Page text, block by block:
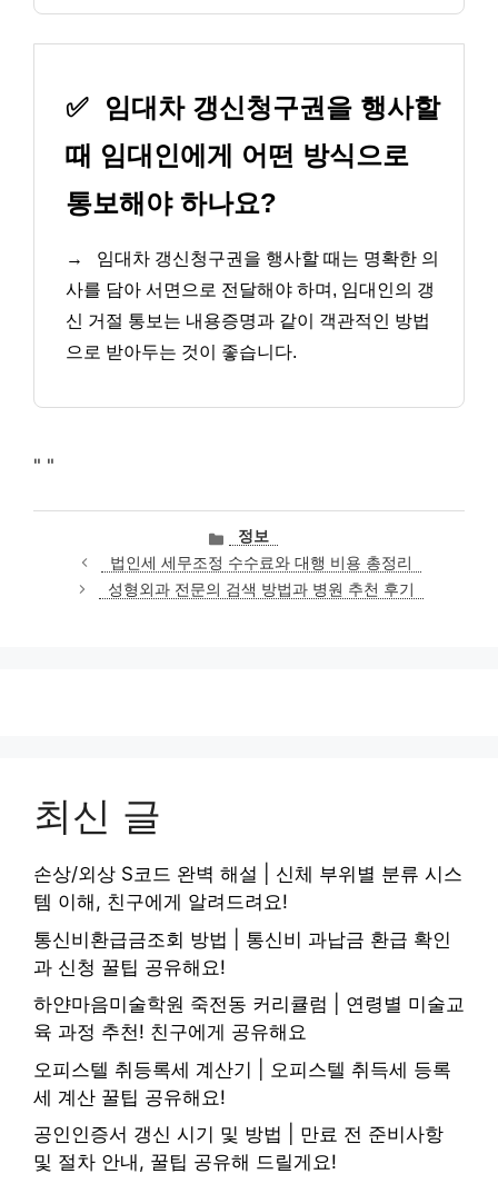
✅
임대차 갱신청구권을 행사할
때 임대인에게 어떤 방식으로
통보해야 하나요?
→
임대차 갱신청구권을 행사할 때는 명확한 의
사를 담아 서면으로 전달해야 하며, 임대인의 갱
신 거절 통보는 내용증명과 같이 객관적인 방법
으로 받아두는 것이 좋습니다.
" "
카
테
고
리
정보
법인세 세무조정 수수료와 대행 비용 총정리
성형외과 전문의 검색 방법과 병원 추천 후기
최신 글
손상/외상 S코드 완벽 해설 | 신체 부위별 분류 시스
템 이해, 친구에게 알려드려요!
통신비환급금조회 방법 | 통신비 과납금 환급 확인
과 신청 꿀팁 공유해요!
하얀마음미술학원 죽전동 커리큘럼 | 연령별 미술교
육 과정 추천! 친구에게 공유해요
오피스텔 취등록세 계산기 | 오피스텔 취득세 등록
세 계산 꿀팁 공유해요!
공인인증서 갱신 시기 및 방법 | 만료 전 준비사항
및 절차 안내, 꿀팁 공유해 드릴게요!